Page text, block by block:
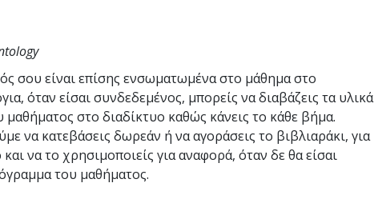
σου είναι επίσης ενσωματωμένα στο μάθημα στο
όταν είσαι συνδεδεμένος, μπορείς να διαβάζεις τα υλικά
στο διαδίκτυο καθώς κάνεις το κάθε βήμα.
να κατεβάσεις δωρεάν ή να αγοράσεις το βιβλιαράκι, για
να το χρησιμοποιείς για αναφορά, όταν δε θα είσαι
του μαθήματος.